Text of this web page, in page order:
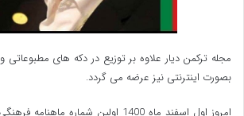
ارزشمند قوم ترکمن برای آیندگان بر
آوردن ضرب ‏المثل‏ ها و کنایات فراوان به
رُمان، ضعف‏ هایی برای کتابی که می‏خواهد
ترکمن -به ادّعای نویسنده‏ ی اثر- باشد به
مجله ترکمن دیار علاوه بر توزیع در دکه های مطبوعاتی
بصورت اینترنتی نیز عرضه می گردد.‌
امروز اول اسفند ماه 1400 اولین شماره